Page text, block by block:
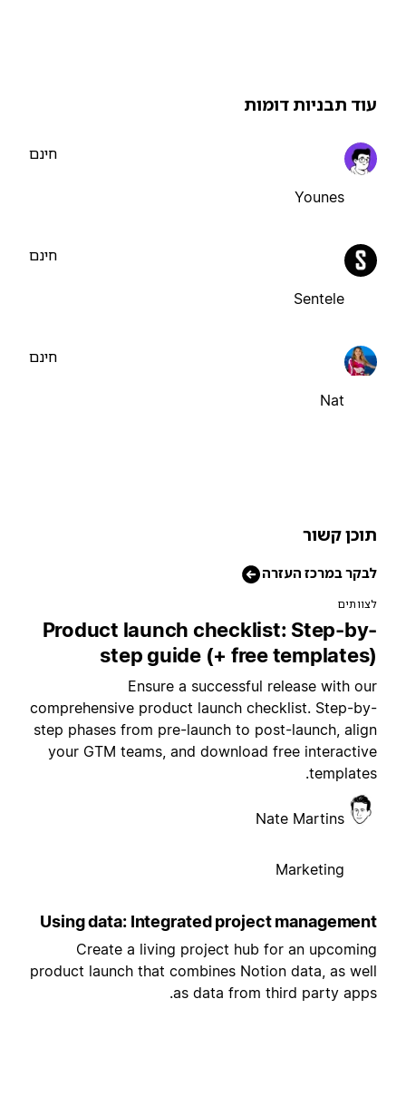
תבניות דומות
Younes
Sentele
קשור
במרכז העזרה
Product launch checklist: Step-
step guide (+ free
Ensure a successful release with
comprehensive product launch checklist. Step-
step phases from pre-launch to post-launch,
your GTM teams, and download free
Nate Martins
Marketing
Using data: Integrated project
Create a living project hub for an
product launch that combines Notion data, as
as data from third party